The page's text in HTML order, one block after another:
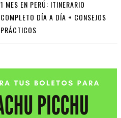
1 MES EN PERÚ: ITINERARIO
COMPLETO DÍA A DÍA + CONSEJOS
PRÁCTICOS